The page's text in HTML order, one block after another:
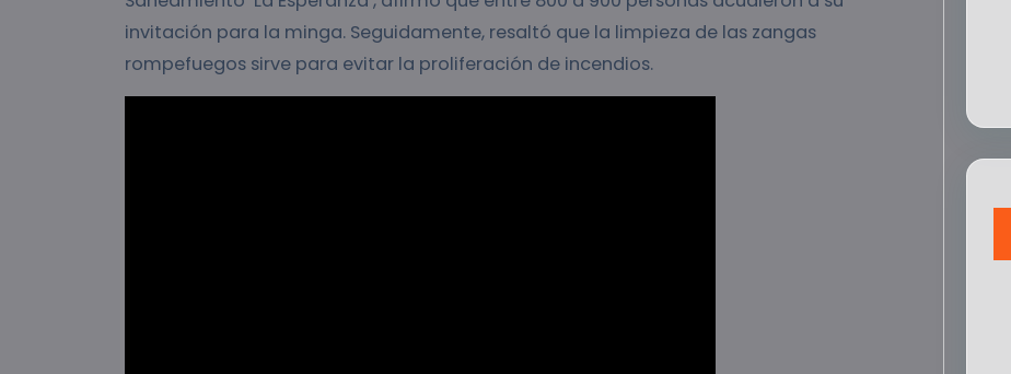
invitación para la minga. Seguidamente, resaltó que la limpieza de las zangas
rompefuegos sirve para evitar la proliferación de incendios.